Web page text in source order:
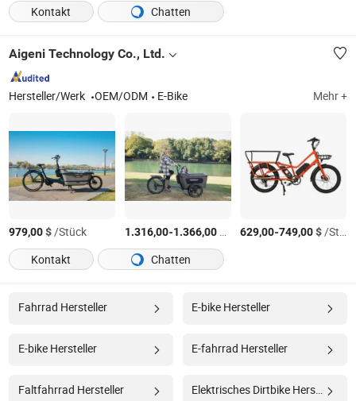
Kontakt
Chatten
Aigeni Technology Co., Ltd.
Hersteller/Werk OEM/ODM E-Bike Mehr +
979,00$/Stück 1.316,00-1.366,00$ /Stück
629,00-749,00$/Stück
Kontakt
Chatten
Fahrrad Hersteller E-bike Hersteller
E-bike Hersteller E-fahrrad Hersteller
Faltfahrrad Hersteller Elektrisches Dirtbike Hersteller